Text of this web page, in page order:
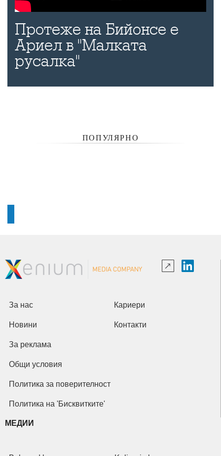
Протеже на Бийонсе е
Ариел в "Малката
русалка"
ПОПУЛЯРНО
За нас Кариери
Новини Контакти
За реклама
Общи условия
Политика за поверителност
Политика на 'Бисквитките'
МЕДИИ